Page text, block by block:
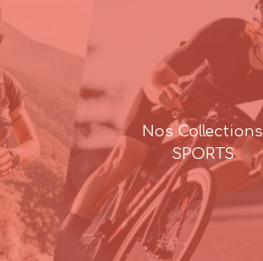
Nos Collections
SPORTS